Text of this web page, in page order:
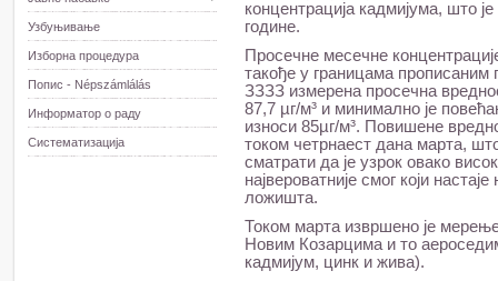
Узбуњивање
Изборна процедура
Попис - Népszámlálás
Информатор о раду
Систематизација
концентрација кадмијума, што
године.
Просечне месечне
такође у границама
ЗЗЗЗ измерена просечна
87,7 µг/м³ и минимално је
износи 85µг/м³. Повишене
током четрнаест дана марта,
сматрати да је узрок овако
највероватније смог који
ложишта.
Током марта извршено је
Новим Козарцима и то
кадмијум, цинк и жива).